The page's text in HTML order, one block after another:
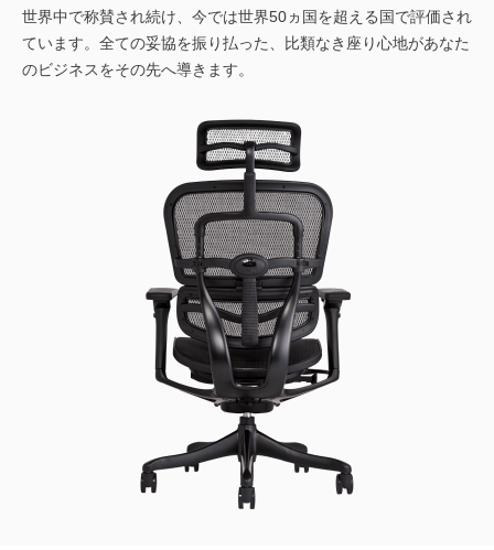
世界中で称賛され続け、今では世界50ヵ国を超える国で評価され
ています。全ての妥協を振り払った、比類なき座り心地があなた
のビジネスをその先へ導きます。